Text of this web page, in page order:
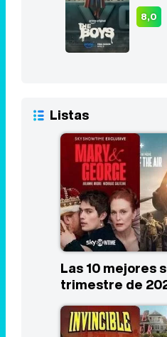
8,0
Listas
Las 10 mejores
trimestre de